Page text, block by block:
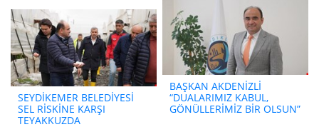
BAŞKAN AKDENİZLİ
“DUALARIMIZ KABUL,
GÖNÜLLERİMİZ BİR OLSUN”
SEYDİKEMER BELEDİYESİ
SEL RİSKİNE KARŞI
TEYAKKUZDA